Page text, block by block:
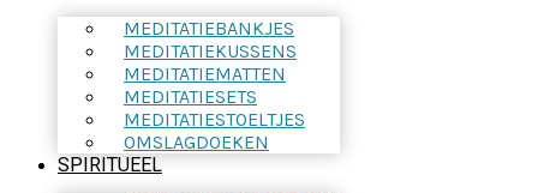
MEDITATIEBANKJES
MEDITATIEKUSSENS
MEDITATIEMATTEN
MEDITATIESETS
MEDITATIESTOELTJES
OMSLAGDOEKEN
SPIRITUEEL